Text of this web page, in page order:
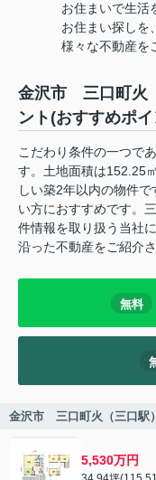
お住まいで生活
お住まい探しを
様々な不動産を
金沢市 三口町火
ント(おすすめポ
こだわり条件の一つで
す。土地面積は152.25
しい築2年以内の物件
い方におすすめです。
件情報を取り扱う当社
沿った不動産をご紹介
無料
金沢市 三口町火（三口駅
5,530万円